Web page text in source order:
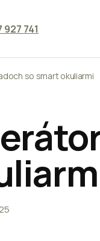
927 741
so smart okuliarmi